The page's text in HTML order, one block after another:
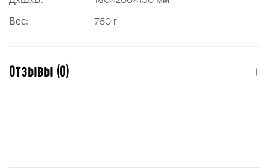
Вес:
750 г
Отзывы (0)